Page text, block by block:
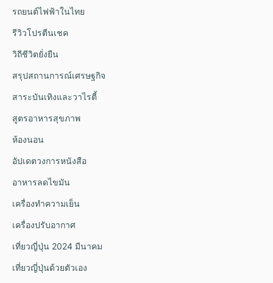
รถยนต์ไฟฟ้าในไทย
รีวิวโปรตีนเชค
วิถีชีวิตยั่งยืน
สรุปสถานการณ์เศรษฐกิจ
สาระบันเทิงและวาไรตี้
สูตรอาหารสุขภาพ
ห้องนอน
อัปเดตวงการหนังสือ
อาหารลดไขมัน
เครื่องทำความเย็น
เครื่องปรับอากาศ
เที่ยวญี่ปุ่น 2024 มีนาคม
เที่ยวญี่ปุ่นด้วยตัวเอง